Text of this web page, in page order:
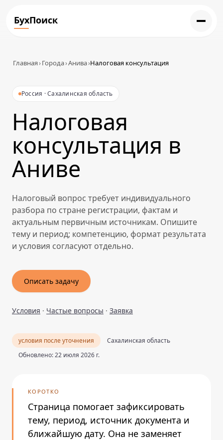
БухПоиск
Главная›Города›Анива›Налоговая консультация
Россия · Сахалинская область
Налоговая
консультация в
Аниве
Налоговый вопрос требует индивидуального
разбора по стране регистрации, фактам и
актуальным первичным источникам. Опишите
тему и период; компетенцию, формат результата
и условия согласуют отдельно.
Описать задачу
Условия · Частые вопросы · Заявка
условия после уточнения
Сахалинская область
Обновлено: 22 июля 2026 г.
КОРОТКО
Страница помогает зафиксировать
тему, период, источник документа и
ближайшую дату. Она не заменяет